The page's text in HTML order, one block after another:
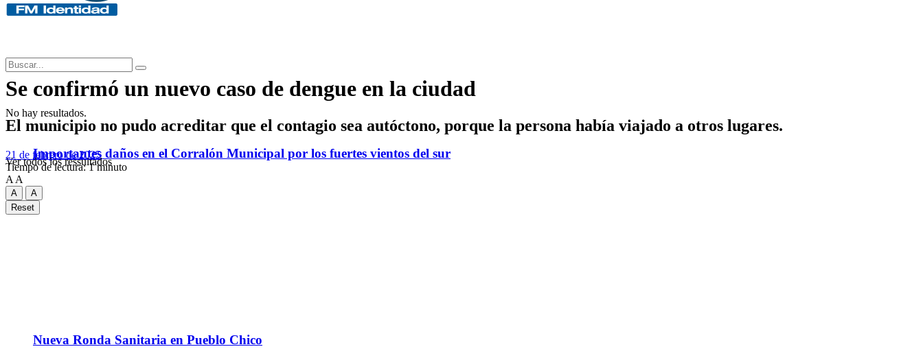
Importantes daños en el Corralón Municipal por los fuertes vientos del sur
Nueva Ronda Sanitaria en Pueblo Chico
No hay resultados.
Ver todos los ressultados
Se confirmó un nuevo caso de dengue en la ciudad
El municipio no pudo acreditar que el contagio sea autóctono, porque la persona había viajado a otros lugares.
21 de febrero de 2025
Tiempo de lectura: 1 minuto
A A
A
A
Reset